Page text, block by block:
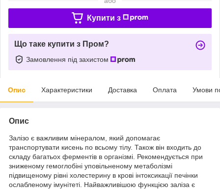
Купити з
Що таке купити з Пром?
Замовлення під захистом
Опис Характеристики Доставка Оплата Умови
Опис
Залізо є важливим мінералом, який допомагає
транспортувати кисень по всьому тілу. Також він входить до
складу багатьох ферментів в організмі. Рекомендується при
зниженому гемоглобіні уповільненому метаболізмі
підвищеному рівні холестерину в крові інтоксикації печінки
ослабленому імунітеті. Найважливішою функцією заліза є